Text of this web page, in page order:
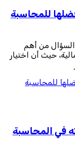
للمحاسبة
من أهم
حيث أن اختيار
للمحاسبة
في المحاسبة